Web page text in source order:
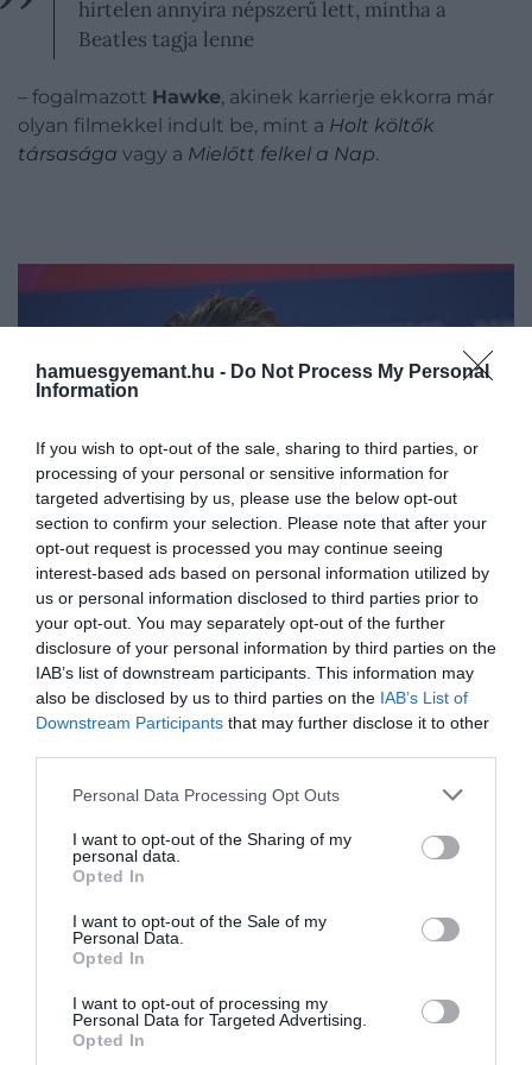
hamuesgyemant.hu - Do Not Process My Personal
Information
If you wish to opt-out of the sale, sharing to third parties, or
processing of your personal or sensitive information for
targeted advertising by us, please use the below opt-out
section to confirm your selection. Please note that after your
opt-out request is processed you may continue seeing
interest-based ads based on personal information utilized by
us or personal information disclosed to third parties prior to
your opt-out. You may separately opt-out of the further
disclosure of your personal information by third parties on the
IAB’s list of downstream participants. This information may
also be disclosed by us to third parties on the IAB’s List of
Downstream Participants that may further disclose it to other
Please note that this website/app uses one or more Google
not limited to your visit or usage behaviour. You may click to
grant or deny consent to Google and its third-party tags to
use your data for below specified purposes in below Google
consent section.
Personal Data Processing Opt Outs
I want to opt-out of the Sharing of my
personal data.
Opted In
I want to opt-out of the Sale of my
Personal Data.
Opted In
I want to opt-out of processing my
Personal Data for Targeted Advertising.
Opted In
hirtelen annyira népszerű lett, mintha a
Beatles tagja lenne
– fogalmazott Hawke, akinek karrierje ekkorra már
olyan filmekkel indult be, mint a Holt költők
társasága vagy a Mielőtt felkel a Nap.
Fotó:Sören Stache/picture alliance via Getty Images
Ez is érdekelhet!
4 kihagyhatatlan film, ami
James Cameron
Titanic
végül több mint 2,2 milliárd dolláros bevételt hozott
világszerte, ésDiCaprióta legnagyobb hollywoodi
sztárok közé emelte. Olyan filmek főszereplője lett,
Kapj el, ha tudsz
gyémánt, amelyek közül kettő Oscar-jelölést is
hozott számára. Hawke ezzel szemben olyan